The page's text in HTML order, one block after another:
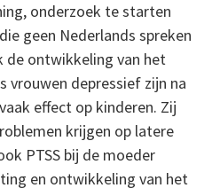
onderzoek te starten
geen Nederlands spreken
de ontwikkeling van het
vrouwen depressief zijn na
effect op kinderen. Zij
krijgen op latere
PTSS bij de moeder
en ontwikkeling van het